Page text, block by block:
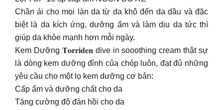
Chân ái cho mọi làn da từ da khô đến da dầu và đặc
biệt là da kích ứng, dưỡng ẩm và làm dịu da tức thì
giúp da khỏe mạnh hơn mỗi ngày.
Kem Dưỡng 𝐓𝐨𝐫𝐫𝐢𝐝𝐞𝐧 dive in sooothing cream thật sự
là dòng kem dưỡng đỉnh của chóp luôn, đạt đủ những
yêu cầu cho một lọ kem dưỡng cơ bản:
Cấp ẩm và dưỡng chất cho da
Tăng cường độ đàn hồi cho da